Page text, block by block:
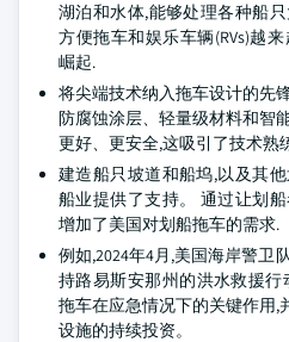
湖泊和水体,能够处理各种船
方便拖车和娱乐车辆(RVs)越
崛起.
将尖端技术纳入拖车设计的先
防腐蚀涂层、轻量级材料和智
更好、更安全,这吸引了技术熟
建造船只坡道和船坞,以及其
船业提供了支持。 通过让划
增加了美国对划船拖车的需求.
例如,2024年4月,美国海岸警卫
持路易斯安那州的洪水救援行
拖车在应急情况下的关键作用,
设施的持续投资。